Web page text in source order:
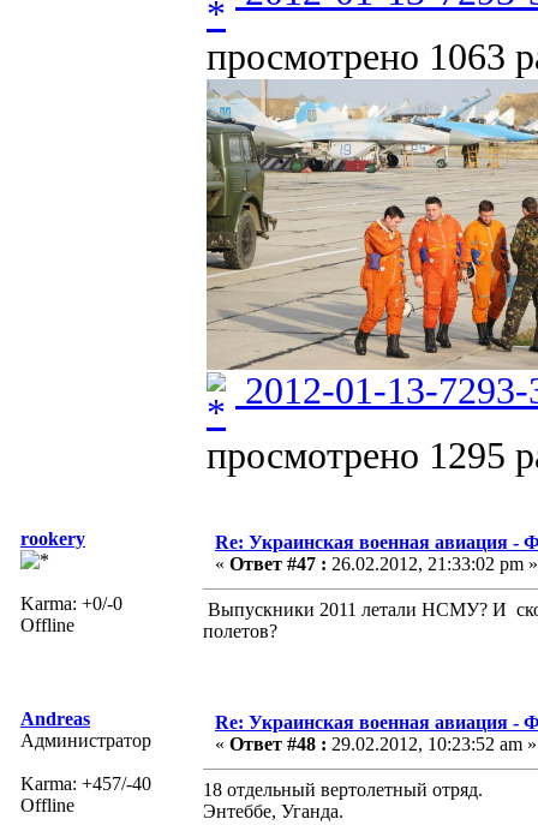
просмотрено 1063
2012-01-13-
просмотрено 1295
rookery
Karma: +0/-0
Offline
Re: Украинская военная авиация -
« Ответ #47 : 26.02.2012, 21:33:02 pm »
Выпускники 2011 летали НСМУ? И
полетов?
Andreas
Администратор
Karma: +457/-40
Offline
Re: Украинская военная авиация -
« Ответ #48 : 29.02.2012, 10:23:52 am »
18 отдельный вертолетный отряд.
Энтеббе, Уганда.